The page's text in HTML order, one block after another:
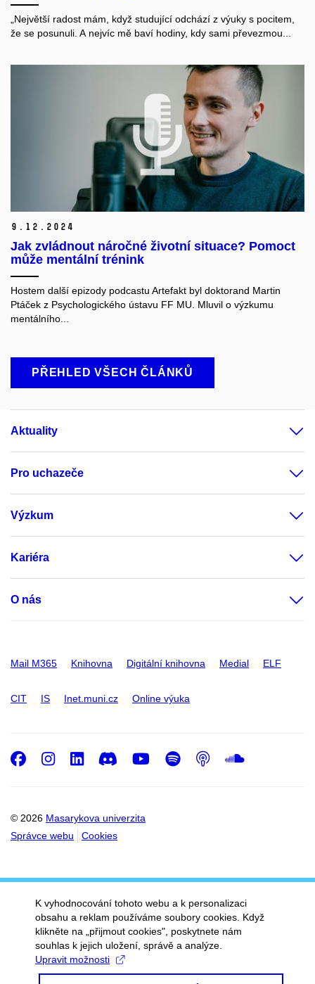
„Největší radost mám, když studující odchází z výuky s pocitem,
že se posunuli. A nejvíc mě baví hodiny, kdy sami převezmou...
9. 12. 2024
Jak zvládnout náročné životní situace? Pomoct
může mentální trénink
Hostem další epizody podcastu Artefakt byl doktorand Martin
Ptáček z Psychologického ústavu FF MU. Mluvil o výzkumu
mentálního...
PŘEHLED VŠECH ČLÁNKŮ
Aktuality
Pro uchazeče
Výzkum
Kariéra
O nás
Mail M365 Knihovna Digitální knihovna Medial ELF
CIT IS Inet.muni.cz Online výuka
© 2026 Masarykova univerzita
Správce webu
Cookies
Facebook
Instagram
LinkedIn
DiscordYoutube
Spotify
Podcast
K vyhodnocování tohoto webu a k personalizaci
obsahu a reklam používáme soubory cookies. Když
klikněte na „přijmout cookies", poskytnete nám
souhlas k jejich uložení, správě a analýze.
Upravit možnosti